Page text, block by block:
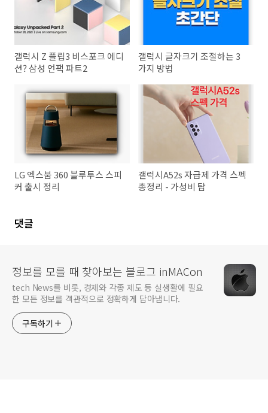
갤럭시 Z 플립3 비스포크 에디
션? 삼성 언팩 파트2
갤럭시 글자크기 조절하는 3
가지 방법
LG 엑스붐 360 블루투스 스피
커 출시 정리
갤럭시A52s 자급제 가격 스펙
총정리 - 가성비 탑
댓글
정보를 모를 때 찾아보는 블로그 inMACon
tech News를 비롯, 경제와 각종 제도 등 실생활에 필요
한 모든 정보를 객관적으로 정확하게 담아냅니다.
구독하기